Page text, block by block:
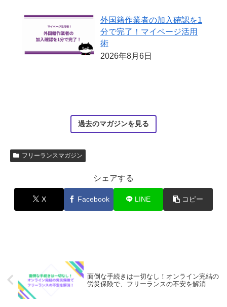
外国籍作業者の加入確認を1
分で完了！マイページ活用
術
2026年8月6日
過去のマガジンを見る
フリーランスマガジン
シェアする
X Facebook LINE コピー
面倒な手続きは一切なし！オンライン完結の
労災保険で、フリーランスの不安を解消